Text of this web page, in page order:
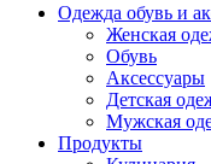
Одежда обувь и
Женская
Обувь
Аксессуары
Детская
Мужская
Продукты